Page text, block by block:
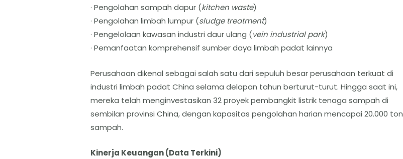
· Pengolahan sampah dapur (kitchen waste)
· Pengolahan limbah lumpur (sludge treatment)
· Pengelolaan kawasan industri daur ulang (vein industrial park)
· Pemanfaatan komprehensif sumber daya limbah padat lainnya
Perusahaan dikenal sebagai salah satu dari sepuluh besar perusahaan terkuat di
industri limbah padat China selama delapan tahun berturut-turut. Hingga saat ini,
mereka telah menginvestasikan 32 proyek pembangkit listrik tenaga sampah di
sembilan provinsi China, dengan kapasitas pengolahan harian mencapai 20.000 ton
sampah.
Kinerja Keuangan (Data Terkini)